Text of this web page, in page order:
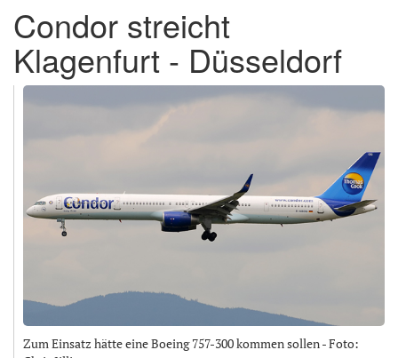
Condor streicht
Klagenfurt - Düsseldorf
Zum Einsatz hätte eine Boeing 757-300 kommen sollen - Foto: